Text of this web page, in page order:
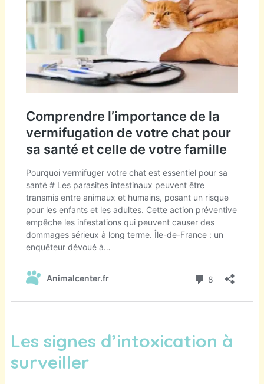
Les signes d’intoxication à
surveiller